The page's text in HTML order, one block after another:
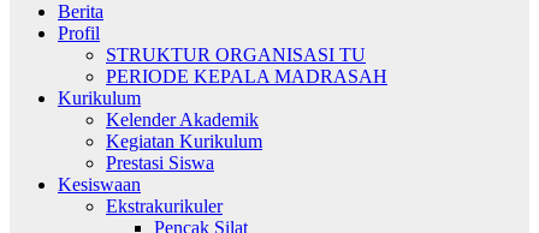
Berita
Profil
STRUKTUR ORGANISASI TU
PERIODE KEPALA MADRASAH
Kurikulum
Kelender Akademik
Kegiatan Kurikulum
Prestasi Siswa
Kesiswaan
Ekstrakurikuler
Pencak Silat